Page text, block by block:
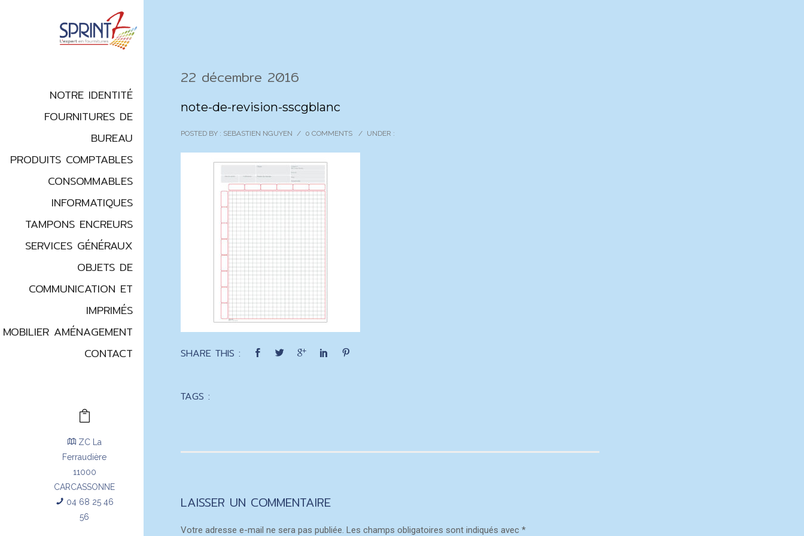
NOTRE IDENTITÉ
FOURNITURES DE
BUREAU
PRODUITS COMPTABLES
CONSOMMABLES
INFORMATIQUES
TAMPONS ENCREURS
SERVICES GÉNÉRAUX
OBJETS DE
COMMUNICATION ET
IMPRIMÉS
MOBILIER AMÉNAGEMENT
CONTACT
ZC La
Ferraudière
11000
CARCASSONNE
04 68 25 46
56
22 décembre 2016
note-de-revision-sscgblanc
POSTED BY : SEBASTIEN NGUYEN / 0 COMMENTS / UNDER :
SHARE THIS :
TAGS :
LAISSER UN COMMENTAIRE
Votre adresse e-mail ne sera pas publiée. Les champs obligatoires sont indiqués avec *